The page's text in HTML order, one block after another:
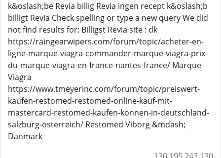
k&oslash;be Revia billig Revia ingen recept k&oslash;b
billigt Revia Check spelling or type a new query We did
not find results for: Billigst Revia site : dk
https://raingearwipers.com/forum/topic/acheter-en-
ligne-marque-viagra-commander-marque-viagra-prix-
du-marque-viagra-en-france-nantes-france/ Marque
Viagra
https://www.tmeyerinc.com/forum/topic/preiswert-
kaufen-restomed-restomed-online-kauf-mit-
mastercard-restomed-kaufen-konnen-in-deutschland-
salzburg-osterreich/ Restomed Viborg &mdash;
Danmark